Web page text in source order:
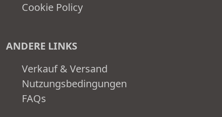
Cookie Policy
ANDERE LINKS
Verkauf & Versand
Nutzungsbedingungen
FAQs